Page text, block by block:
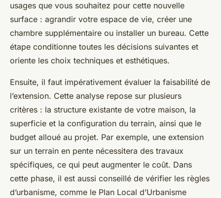
usages que vous souhaitez pour cette nouvelle
surface : agrandir votre espace de vie, créer une
chambre supplémentaire ou installer un bureau. Cette
étape conditionne toutes les décisions suivantes et
oriente les choix techniques et esthétiques.
Ensuite, il faut impérativement évaluer la faisabilité de
l’extension. Cette analyse repose sur plusieurs
critères : la structure existante de votre maison, la
superficie et la configuration du terrain, ainsi que le
budget alloué au projet. Par exemple, une extension
sur un terrain en pente nécessitera des travaux
spécifiques, ce qui peut augmenter le coût. Dans
cette phase, il est aussi conseillé de vérifier les règles
d’urbanisme, comme le Plan Local d’Urbanisme